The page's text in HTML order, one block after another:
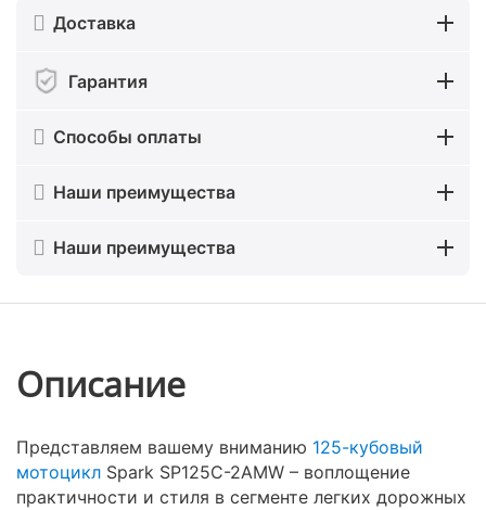
Доставка
Гарантия
Способы оплаты
Наши преимущества
Наши преимущества
Описание
Представляем вашему вниманию 125-кубовый
мотоцикл Spark SP125C-2AMW – воплощение
практичности и стиля в сегменте легких дорожных